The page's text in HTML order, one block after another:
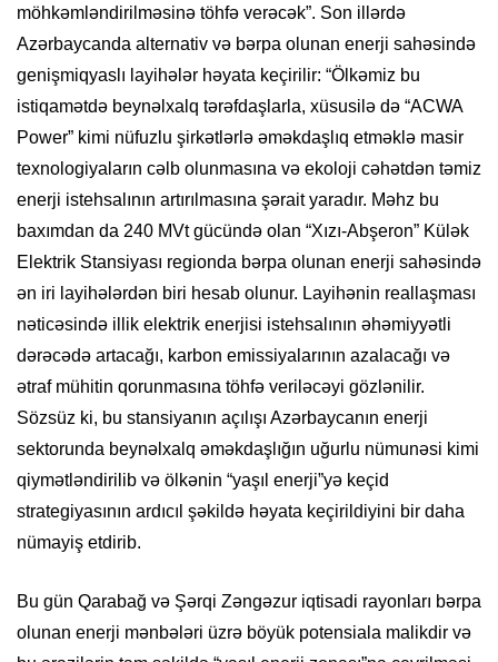
möhkəmləndirilməsinə töhfə verəcək”. Son illərdə
Azərbaycanda alternativ və bərpa olunan enerji sahəsində
genişmiqyaslı layihələr həyata keçirilir: “Ölkəmiz bu
istiqamətdə beynəlxalq tərəfdaşlarla, xüsusilə də “ACWA
Power” kimi nüfuzlu şirkətlərlə əməkdaşlıq etməklə masir
texnologiyaların cəlb olunmasına və ekoloji cəhətdən təmiz
enerji istehsalının artırılmasına şərait yaradır. Məhz bu
baxımdan da 240 MVt gücündə olan “Xızı-Abşeron” Külək
Elektrik Stansiyası regionda bərpa olunan enerji sahəsində
ən iri layihələrdən biri hesab olunur. Layihənin reallaşması
nəticəsində illik elektrik enerjisi istehsalının əhəmiyyətli
dərəcədə artacağı, karbon emissiyalarının azalacağı və
ətraf mühitin qorunmasına töhfə veriləcəyi gözlənilir.
Sözsüz ki, bu stansiyanın açılışı Azərbaycanın enerji
sektorunda beynəlxalq əməkdaşlığın uğurlu nümunəsi kimi
qiymətləndirilib və ölkənin “yaşıl enerji”yə keçid
strategiyasının ardıcıl şəkildə həyata keçirildiyini bir daha
nümayiş etdirib.
Bu gün Qarabağ və Şərqi Zəngəzur iqtisadi rayonları bərpa
olunan enerji mənbələri üzrə böyük potensiala malikdir və